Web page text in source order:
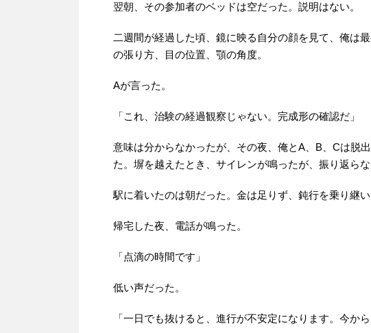
翌朝、その参加者のベッドは空だった。説明はない。
二週間が経過した頃、鏡に映る自分の顔を見て、俺は
の張り方、目の位置、顎の角度。
Aが言った。
「これ、治験の経過観察じゃない。完成形の確認だ」
意味は分からなかったが、その夜、俺とA、B、Cは脱
た。塀を越えたとき、サイレンが鳴ったが、振り返らな
駅に着いたのは朝だった。金は足りず、鈍行を乗り継い
帰宅した夜、電話が鳴った。
「点滴の時間です」
低い声だった。
「一日でも抜けると、進行が不安定になります。今か